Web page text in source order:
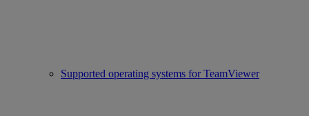
Supported operating systems for TeamViewer